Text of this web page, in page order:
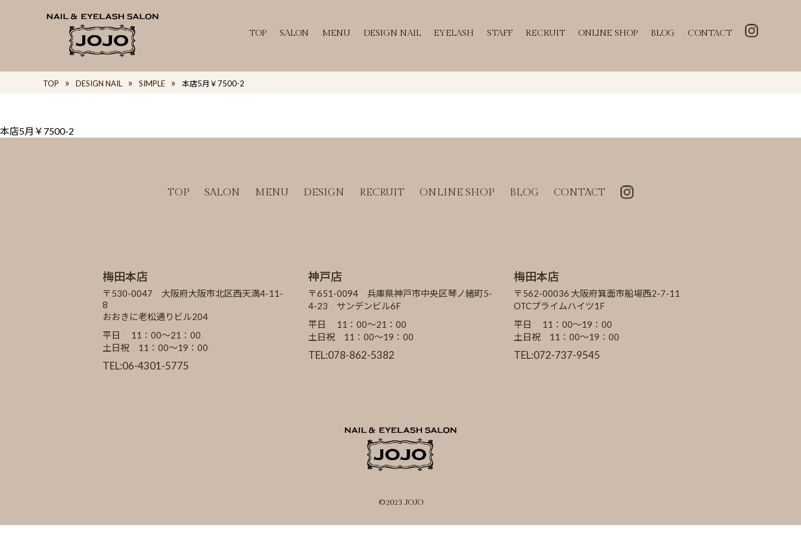
TOP SALON MENU DESIGN NAIL EYELASH STAFF RECRUIT ONLINE SHOP BLOG CONTACT
TOP DESIGN NAIL SIMPLE 本店5月￥7500-2
本店5月￥7500-2
TOP SALON MENU DESIGN RECRUIT ONLINE SHOP BLOG CONTACT
梅田本店
〒530-0047 大阪府大阪市北区西天満4-11-
8
おおきに老松通りビル204
平日 11：00～21：00
土日祝 11：00～19：00
TEL:06-4301-5775
神戸店
〒651-0094 兵庫県神戸市中央区琴ノ緒町5-
4-23 サンデンビル6F
平日 11：00～21：00
土日祝 11：00～19：00
TEL:078-862-5382
梅田本店
〒562-00036 大阪府箕面市船場西2-7-11
OTCプライムハイツ1F
平日 11：00～19：00
土日祝 11：00～19：00
TEL:072-737-9545
©2023 JOJO